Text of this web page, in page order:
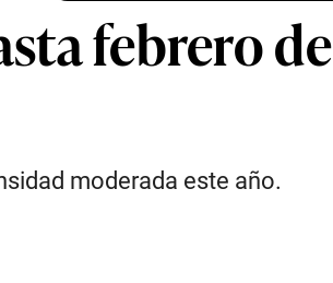
febrero de
moderada este año.